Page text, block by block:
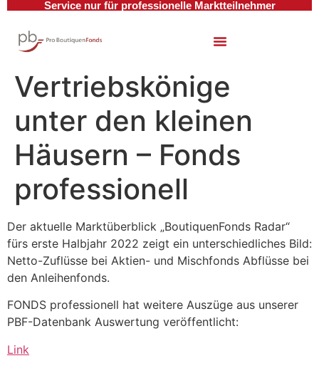
Service nur für professionelle Marktteilnehmer
Vertriebskönige
unter den kleinen
Häusern – Fonds
professionell
Der aktuelle Marktüberblick „BoutiquenFonds Radar“
fürs erste Halbjahr 2022 zeigt ein unterschiedliches Bild:
Netto-Zuflüsse bei Aktien- und Mischfonds Abflüsse bei
den Anleihenfonds.
FONDS professionell hat weitere Auszüge aus unserer
PBF-Datenbank Auswertung veröffentlicht:
Link